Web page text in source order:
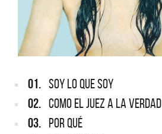
01. SOY LO QUE SOY
02. COMO EL JUEZ A LA VERDAD
03. POR QUÉ